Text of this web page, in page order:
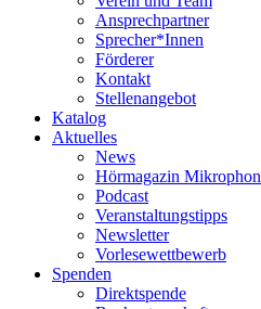
Ansprechpartner
Sprecher*Innen
Förderer
Kontakt
Stellenangebot
Katalog
Aktuelles
News
Hörmagazin Mikrophon
Podcast
Veranstaltungstipps
Newsletter
Vorlesewettbewerb
Spenden
Direktspende